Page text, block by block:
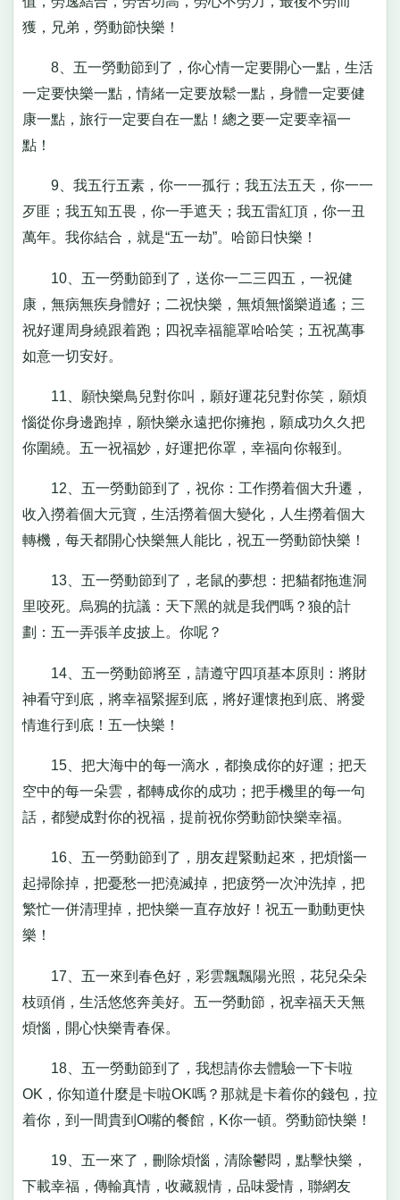
獲，兄弟，勞動節快樂！
8、五一勞動節到了，你心情一定要開心一點，生活
一定要快樂一點，情緒一定要放鬆一點，身體一定要健
康一點，旅行一定要自在一點！總之要一定要幸福一
點！
9、我五行五素，你一一孤行；我五法五天，你一一
歹匪；我五知五畏，你一手遮天；我五雷紅頂，你一丑
萬年。我你結合，就是“五一劫”。哈節日快樂！
10、五一勞動節到了，送你一二三四五，一祝健
康，無病無疾身體好；二祝快樂，無煩無惱樂逍遙；三
祝好運周身繞跟着跑；四祝幸福籠罩哈哈笑；五祝萬事
如意一切安好。
11、願快樂鳥兒對你叫，願好運花兒對你笑，願煩
惱從你身邊跑掉，願快樂永遠把你擁抱，願成功久久把
你圍繞。五一祝福妙，好運把你罩，幸福向你報到。
12、五一勞動節到了，祝你：工作撈着個大升遷，
收入撈着個大元寶，生活撈着個大變化，人生撈着個大
轉機，每天都開心快樂無人能比，祝五一勞動節快樂！
13、五一勞動節到了，老鼠的夢想：把貓都拖進洞
里咬死。烏鴉的抗議：天下黑的就是我們嗎？狼的計
劃：五一弄張羊皮披上。你呢？
14、五一勞動節將至，請遵守四項基本原則：將財
神看守到底，將幸福緊握到底，將好運懷抱到底、將愛
情進行到底！五一快樂！
15、把大海中的每一滴水，都換成你的好運；把天
空中的每一朵雲，都轉成你的成功；把手機里的每一句
話，都變成對你的祝福，提前祝你勞動節快樂幸福。
16、五一勞動節到了，朋友趕緊動起來，把煩惱一
起掃除掉，把憂愁一把澆滅掉，把疲勞一次沖洗掉，把
繁忙一併清理掉，把快樂一直存放好！祝五一動動更快
樂！
17、五一來到春色好，彩雲飄飄陽光照，花兒朵朵
枝頭俏，生活悠悠奔美好。五一勞動節，祝幸福天天無
煩惱，開心快樂青春保。
18、五一勞動節到了，我想請你去體驗一下卡啦
OK，你知道什麼是卡啦OK嗎？那就是卡着你的錢包，拉
着你，到一間貴到O嘴的餐館，K你一頓。勞動節快樂！
19、五一來了，刪除煩惱，清除鬱悶，點擊快樂，
下載幸福，傳輸真情，收藏親情，品味愛情，聯網友